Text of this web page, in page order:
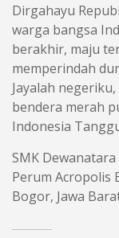
Dirgahayu
warga bangsa
berakhir, maju
memperindah
Jayalah
bendera merah
Indonesia
SMK
Perum Acropolis
Bogor, Jawa